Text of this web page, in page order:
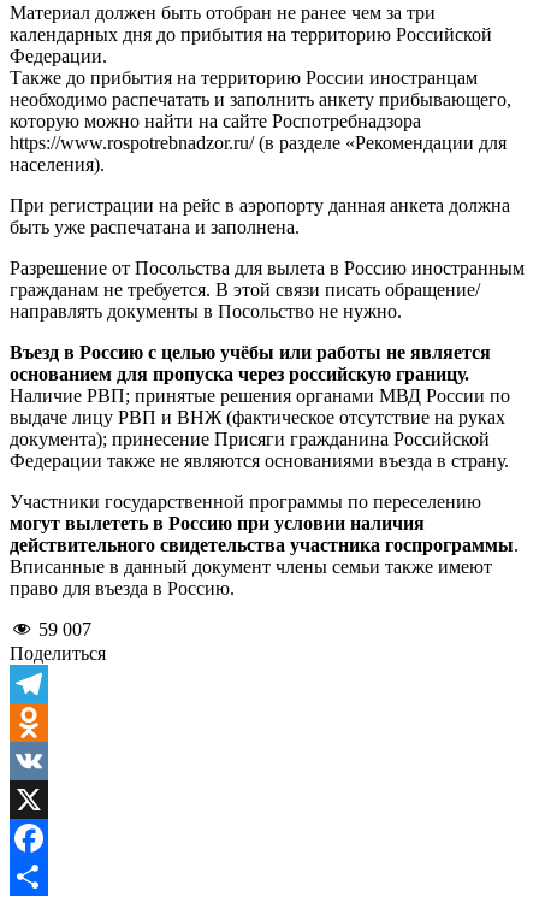
Материал должен быть отобран не ранее чем за три
календарных дня до прибытия на территорию Российской
Федерации.
Также до прибытия на территорию России иностранцам
необходимо распечатать и заполнить анкету прибывающего,
которую можно найти на сайте Роспотребнадзора
https://www.rospotrebnadzor.ru/ (в разделе «Рекомендации для
населения).
При регистрации на рейс в аэропорту данная анкета должна
быть уже распечатана и заполнена.
Разрешение от Посольства для вылета в Россию иностранным
гражданам не требуется. В этой связи писать обращение/
направлять документы в Посольство не нужно.
Въезд в Россию с целью учёбы или работы не является
основанием для пропуска через российскую границу.
Наличие РВП; принятые решения органами МВД России по
выдаче лицу РВП и ВНЖ (фактическое отсутствие на руках
документа); принесение Присяги гражданина Российской
Федерации также не являются основаниями въезда в страну.
Участники государственной программы по переселению
могут вылететь в Россию при условии наличия
действительного свидетельства участника госпрограммы.
Вписанные в данный документ члены семьи также имеют
право для въезда в Россию.
59 007
Поделиться
Telegram
Odnoklassniki
VK
X
Facebook